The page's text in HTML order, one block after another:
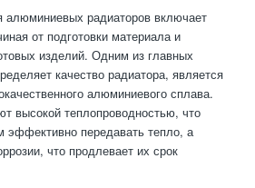
алюминиевых радиаторов включает
от подготовки материала и
изделий. Одним из главных
качество радиатора, является
алюминиевого сплава.
высокой теплопроводностью, что
эффективно передавать тепло, а
что продлевает их срок